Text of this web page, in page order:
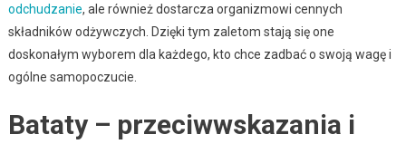
odchudzanie, ale również dostarcza organizmowi cennych
składników odżywczych. Dzięki tym zaletom stają się one
doskonałym wyborem dla każdego, kto chce zadbać o swoją wagę i
ogólne samopoczucie.
Bataty – przeciwwskazania i